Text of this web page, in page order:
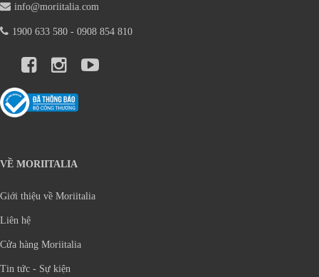
info@moriitalia.com
1900 633 580 - 0908 854 810
VỀ MORIITALIA
Giới thiệu về Moriitalia
Liên hệ
Cửa hàng Moriitalia
Tin tức - Sự kiện